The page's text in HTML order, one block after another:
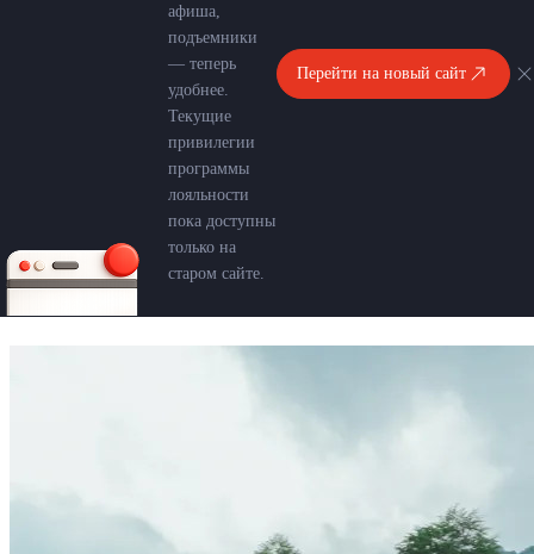
афиша,
подъемники
— теперь
удобнее.
Текущие
привилегии
программы
лояльности
пока доступны
только на
старом сайте.
Перейти на новый сайт